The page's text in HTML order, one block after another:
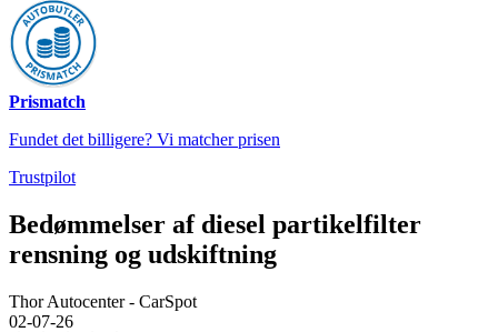
Prismatch
Fundet det billigere? Vi matcher prisen
Trustpilot
Bedømmelser af diesel partikelfilter
rensning og udskiftning
Thor Autocenter - CarSpot
02-07-26